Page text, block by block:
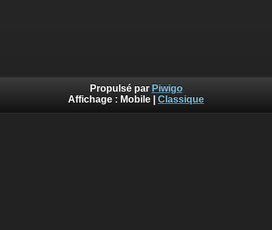
Propulsé par Piwigo
Affichage : Mobile Classique